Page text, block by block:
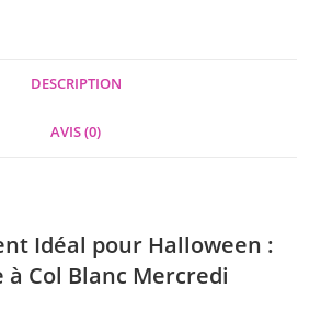
DESCRIPTION
AVIS (0)
Idéal pour Halloween :
à Col Blanc Mercredi